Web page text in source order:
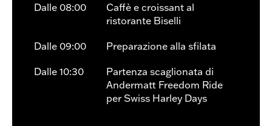
Dalle 08:00
Caffè e croissant al
ristorante Biselli
Dalle 09:00
Preparazione alla sfilata
Dalle 10:30
Partenza scaglionata di
Andermatt Freedom Ride
per Swiss Harley Days